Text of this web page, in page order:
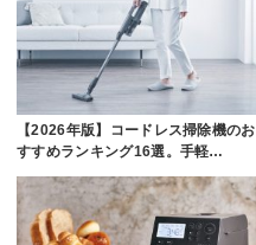
【2026年版】コードレス掃除機のお
すすめランキング16選。手軽…